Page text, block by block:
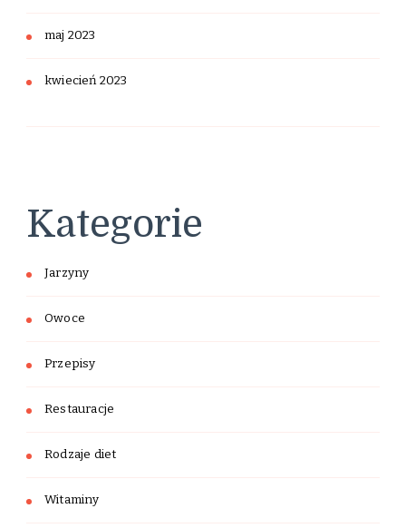
maj 2023
kwiecień 2023
Kategorie
Jarzyny
Owoce
Przepisy
Restauracje
Rodzaje diet
Witaminy